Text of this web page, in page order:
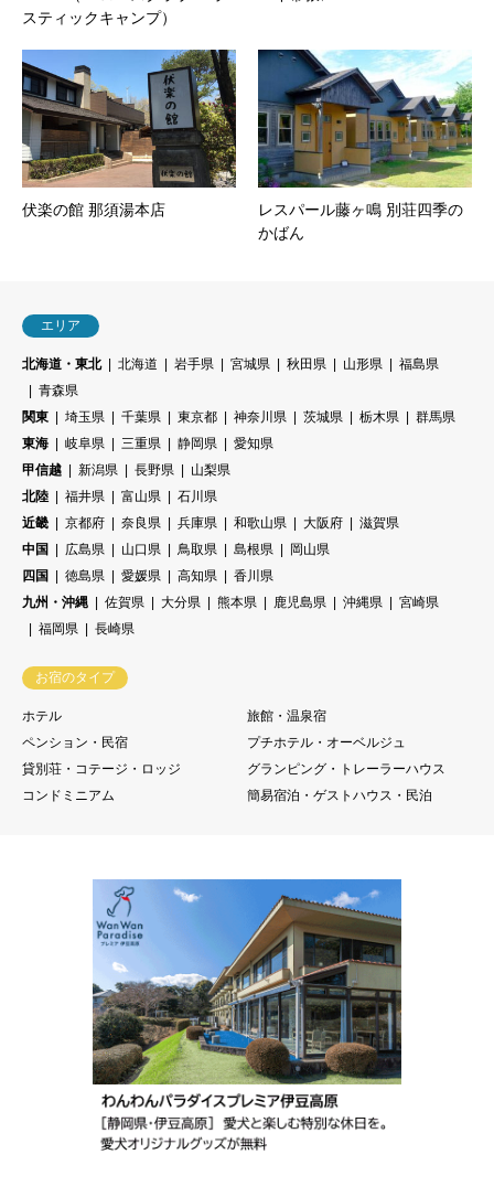
スティックキャンプ）
伏楽の館 那須湯本店
レスパール藤ヶ鳴 別荘四季の
かばん
エリア
北海道・東北 北海道 岩手県 宮城県 秋田県 山形県
福島県
青森県
関東
埼玉県 千葉県 東京都 神奈川県 茨城県 栃木県
群馬県
東海
岐阜県 三重県 静岡県
愛知県
甲信越
新潟県 長野県
山梨県
北陸
福井県 富山県
石川県
近畿
京都府 奈良県 兵庫県 和歌山県 大阪府
滋賀県
中国
広島県 山口県 鳥取県 島根県
岡山県
四国
徳島県 愛媛県 高知県
香川県
九州・沖縄
佐賀県 大分県 熊本県 鹿児島県 沖縄県
宮崎県
福岡県
長崎県
お宿のタイプ
ホテル
旅館・温泉宿
ペンション・民宿
プチホテル・オーベルジュ
貸別荘・コテージ・ロッジ
グランピング・トレーラーハウス
コンドミニアム
簡易宿泊・ゲストハウス・民泊